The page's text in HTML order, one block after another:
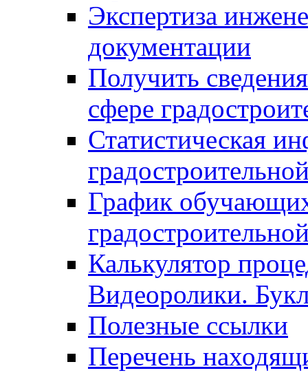
Экспертиза
документации
Получить
сфере
Статистическая
График
Калькулятор
Видеоролики.
Полезные ссылки
Перечень